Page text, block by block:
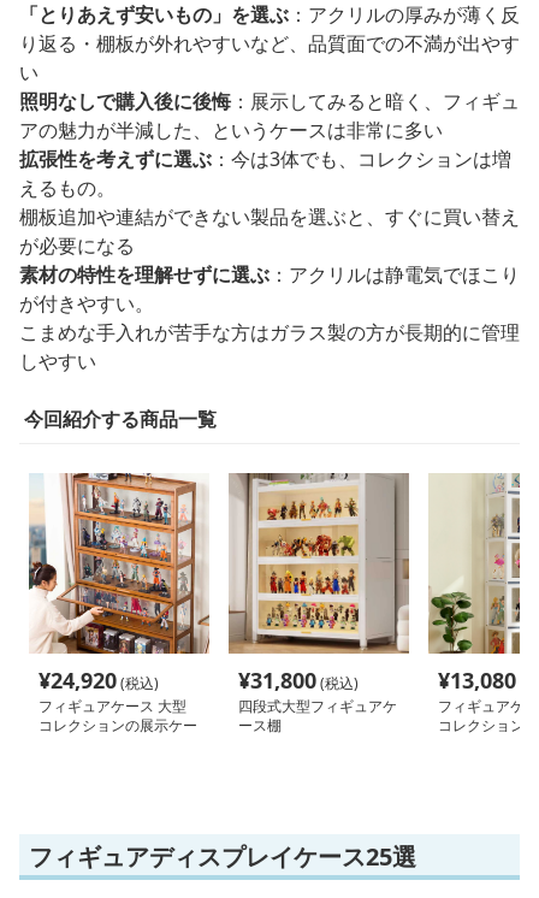
「とりあえず安いもの」を選ぶ ：アクリルの厚みが薄く反
り返る・棚板が外れやすいなど、品質面での不満が出やす
い
照明なしで購入後に後悔 ：展示してみると暗く、フィギュ
アの魅力が半減した、というケースは非常に多い
拡張性を考えずに選ぶ ：今は3体でも、コレクションは増
えるもの。
棚板追加や連結ができない製品を選ぶと、すぐに買い替え
が必要になる
素材の特性を理解せずに選ぶ ：アクリルは静電気でほこり
が付きやすい。
こまめな手入れが苦手な方はガラス製の方が長期的に管理
しやすい
今回紹介する商品一覧
¥24,920(税込)
フィギュアケース 大型
コレクションの展示ケー
¥31,800(税込)
四段式大型フィギュアケ
ース棚
¥13,080
フィギュアケ
コレクション
フィギュアディスプレイケース25選